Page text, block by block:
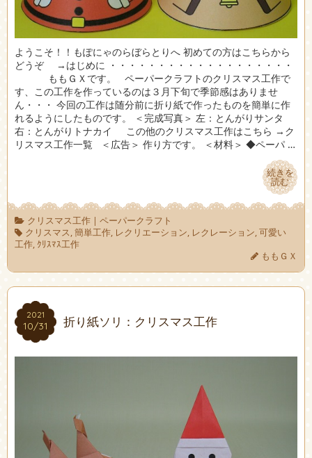
ようこそ！！もぽにゃのらぼらとりへ 初めての方はこちらから
どうぞ →はじめに ・・・・・・・・・・・・・・・・・・・
ももＧＸです。 ペーパークラフトのクリスマス工作で
す、この工作を作っているのは３月下旬で季節感はありませ
ん・・・ 今回の工作は随分前に折り紙で作ったものを簡単に作
れるようにしたものです。 ＜完成写真＞ 左：とんがりサンタ
右：とんがりトナカイ この他のクリスマス工作はこちら →ク
リスマス工作一覧 ＜広告＞ 作り方です。 ＜材料＞ ◆ペーパ …
続きを
読む
続きを
読む
クリスマス工作| ペーパークラフト
クリスマス,簡単工作, レクリエーション, レクレーション,可愛い
工作, ｸﾘｽﾏｽ工作
ももＧＸ
2021
10/31
2021
10/31 折り紙ソリ：クリスマス工作